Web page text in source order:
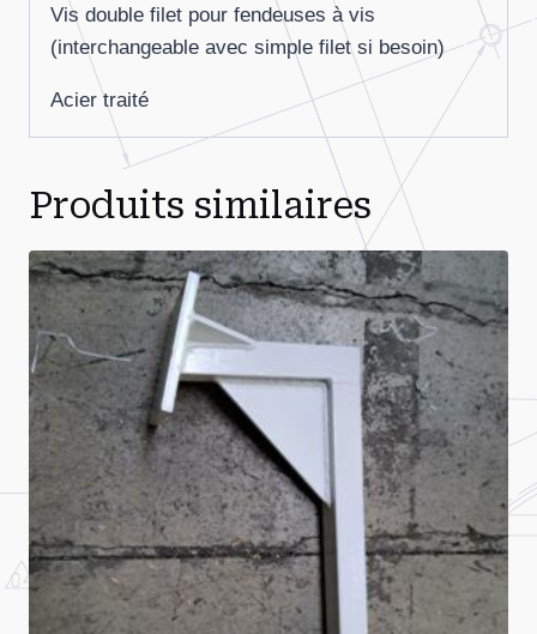
Vis double filet pour fendeuses à vis
(interchangeable avec simple filet si besoin)
Acier traité
Produits similaires